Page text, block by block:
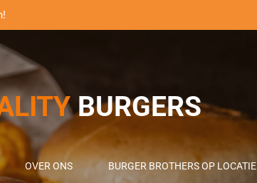
BURGERS
OVER ONS BURGER BROTHERS OP LOCATIE